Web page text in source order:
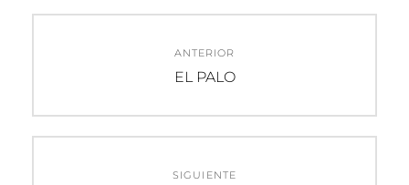
entradas
ANTERIOR
Entrada
EL PALO
SIGUIENTE